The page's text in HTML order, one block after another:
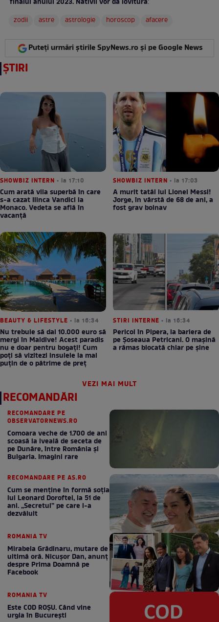
finalul anului 2023. Nativii vor da lovitura:
zodii
astre astrologie horoscop afacere
Puteți urmări știrile SpyNews.ro și pe Google News
ȘTIRI
SHOWBIZ INTERN • la 17:10
Cum arată vila superbă în care
s-a cazat Ilinca Vandici la
Monaco. Vedeta se află în
vacanță
SHOWBIZ INTERN • la 17:03
A murit tatăl lui Lionel Messi!
Jorge, în vârstă de 68 de ani, a
fost grav bolnav
BEAUTY & LIFESTYLE • la 16:34
Nu trebuie să dai 10.000 euro să
mergi în Maldive! Acest paradis
nu e doar pentru bogați! Cum
poți să vizitezi insulele la mai
puțin de o pătrime de preț
STIRI INTERNE • la 16:34
Pericol în Pipera, la bariera de
pe Șoseaua Petricani. O mașină
a rămas blocată chiar pe șine
VEZI MAI MULT
RECOMANDĂRI
RECOMANDARE PE
OBSERVATORNEWS.RO
Comoara veche de 1.700 de ani
scoasă la iveală de seceta de
pe Dunăre, între România şi
Bulgaria. Imagini rare
RECOMANDARE PE AS.RO
Cum se menţine în formă soţia
lui Leonard Doroftei, la 51 de
ani. „Secretul” pe care l-a
dezvăluit
ROMANIA TV
Mirabela Grădinaru, mutare de
ultimă oră. Nicuşor Dan, anunţ
despre Prima Doamnă pe
Facebook
ROMANIA TV
Este COD ROŞU. Când vine
urgia în Bucureşti